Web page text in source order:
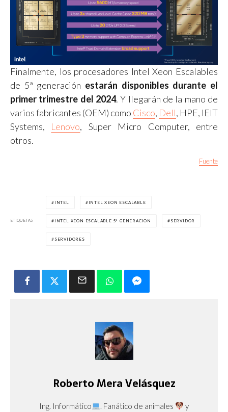
Finalmente, los procesadores Intel Xeon Escalables
de 5ª generación estarán disponibles durante el
primer trimestre del 2024. Y llegarán de la mano de
varios fabricantes (OEM) como Cisco, Dell, HPE, IEIT
Systems, Lenovo, Super Micro Computer, entre
otros.
Fuente
ETIQUETAS
INTEL INTEL XEON ESCALABLE
INTEL XEON ESCALABLE 5ª GENERACIÓN SERVIDOR
SERVIDORES
Roberto Mera Velásquez
Ing. Informático . Fanático de animales
y